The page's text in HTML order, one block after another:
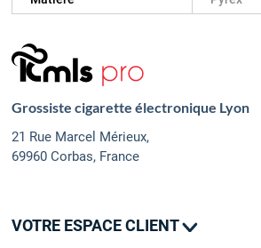
Grossiste cigarette électronique Lyon
21 Rue Marcel Mérieux,
69960 Corbas, France
VOTRE ESPACE CLIENT